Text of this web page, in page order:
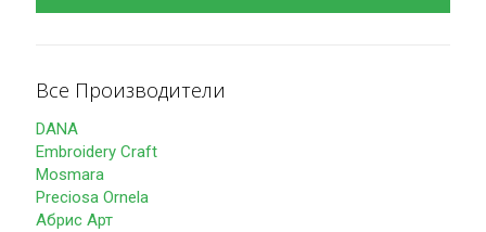
Все Производители
DANA
Embroidery Craft
Mosmara
Preciosa Ornela
Абрис Арт